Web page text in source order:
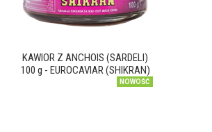
KAWIOR Z ANCHOIS (SARDELI)
100 g - EUROCAVIAR (SHIKRAN)
NOWOŚĆ